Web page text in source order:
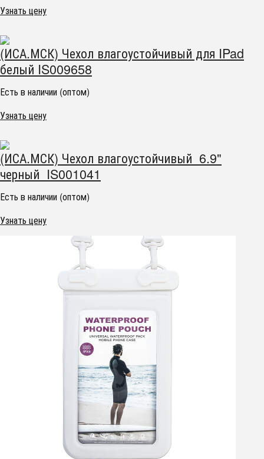
Узнать цену
(ИСА.МСК) Чехол влагоустойчивый для IPad
белый IS009658
Есть в наличии (оптом)
Узнать цену
(ИСА.МСК) Чехол влагоустойчивый 6.9"
черный IS001041
Есть в наличии (оптом)
Узнать цену